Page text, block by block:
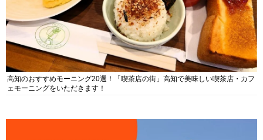
高知のおすすめモーニング20選！「喫茶店の街」高知で美味しい喫茶店・カフ
ェモーニングをいただきます！